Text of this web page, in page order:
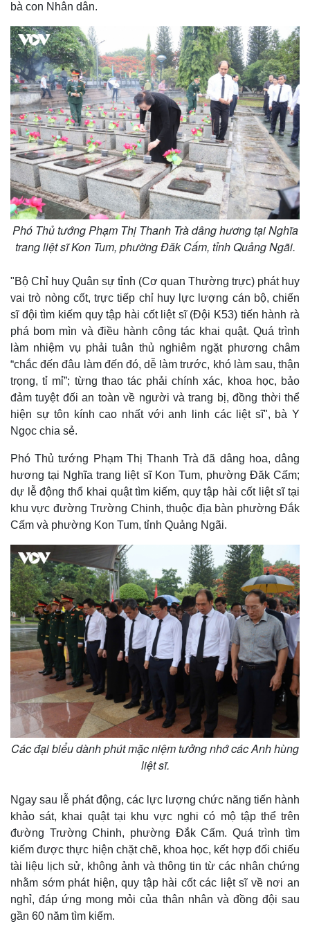
Kinh tế
Bất động sản
Khởi nghiệp
Thị trường
Giá vàng
Tiêu dùng
Tỷ giá
Chứng khoán
Giá cà phê
bà con Nhân dân.
Phó Thủ tướng Phạm Thị Thanh Trà dâng hương tại Nghĩa
trang liệt sĩ Kon Tum, phường Đăk Cấm, tỉnh Quảng Ngãi.
"Bộ Chỉ huy Quân sự tỉnh (Cơ quan Thường trực) phát huy
vai trò nòng cốt, trực tiếp chỉ huy lực lượng cán bộ, chiến
sĩ đội tìm kiếm quy tập hài cốt liệt sĩ (Đội K53) tiến hành rà
phá bom mìn và điều hành công tác khai quật. Quá trình
làm nhiệm vụ phải tuân thủ nghiêm ngặt phương châm
“chắc đến đâu làm đến đó, dễ làm trước, khó làm sau, thận
trọng, tỉ mỉ”; từng thao tác phải chính xác, khoa học, bảo
đảm tuyệt đối an toàn về người và trang bị, đồng thời thể
hiện sự tôn kính cao nhất với anh linh các liệt sĩ", bà Y
Ngọc chia sẻ.
Phó Thủ tướng Phạm Thị Thanh Trà đã dâng hoa, dâng
hương tại Nghĩa trang liệt sĩ Kon Tum, phường Đăk Cấm;
dự lễ động thổ khai quật tìm kiếm, quy tập hài cốt liệt sĩ tại
khu vực đường Trường Chinh, thuộc địa bàn phường Đắk
Cấm và phường Kon Tum, tỉnh Quảng Ngãi.
Các đại biểu dành phút mặc niệm tưởng nhớ các Anh hùng
liệt sĩ.
Ngay sau lễ phát động, các lực lượng chức năng tiến hành
khảo sát, khai quật tại khu vực nghi có mộ tập thể trên
đường Trường Chinh, phường Đắk Cấm. Quá trình tìm
kiếm được thực hiện chặt chẽ, khoa học, kết hợp đối chiếu
tài liệu lịch sử, không ảnh và thông tin từ các nhân chứng
nhằm sớm phát hiện, quy tập hài cốt các liệt sĩ về nơi an
nghỉ, đáp ứng mong mỏi của thân nhân và đồng đội sau
gần 60 năm tìm kiếm.